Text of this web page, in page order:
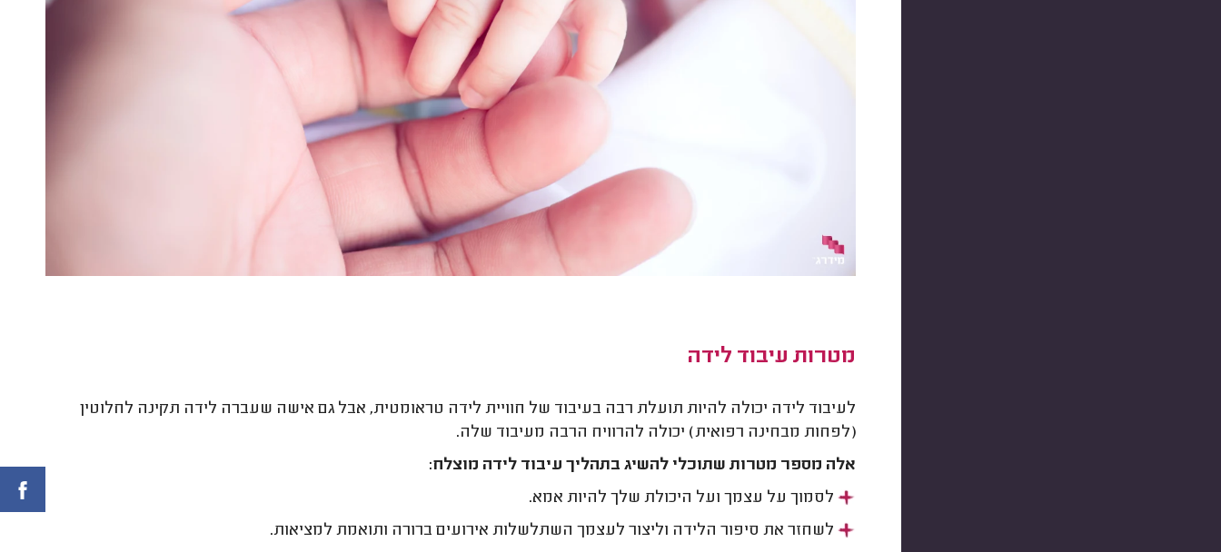
מטרות עיבוד לידה
לעיבוד לידה יכולה להיות תועלת רבה בעיבוד של חוויית לידה טראומטית, אבל גם אישה שעברה לידה תקינה לחלוטין
(לפחות מבחינה רפואית) יכולה להרוויח הרבה מעיבוד שלה.
אלה מספר מטרות שתוכלי להשיג בתהליך עיבוד לידה מוצלח:
לסמוך על עצמך ועל היכולת שלך להיות אמא.
לשחזר את סיפור הלידה וליצור לעצמך השתלשלות אירועים ברורה ותואמת למציאות.